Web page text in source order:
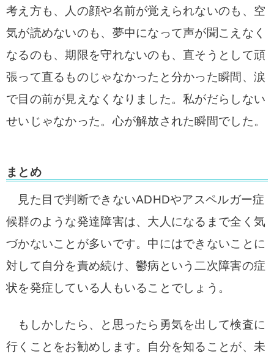
考え方も、人の顔や名前が覚えられないのも、空
気が読めないのも、夢中になって声が聞こえなく
なるのも、期限を守れないのも、直そうとして頑
張って直るものじゃなかったと分かった瞬間、涙
で目の前が見えなくなりました。私がだらしない
せいじゃなかった。心が解放された瞬間でした。
まとめ
見た目で判断できないADHDやアスペルガー症
候群のような発達障害は、大人になるまで全く気
づかないことが多いです。中にはできないことに
対して自分を責め続け、鬱病という二次障害の症
状を発症している人もいることでしょう。
もしかしたら、と思ったら勇気を出して検査に
行くことをお勧めします。自分を知ることが、未